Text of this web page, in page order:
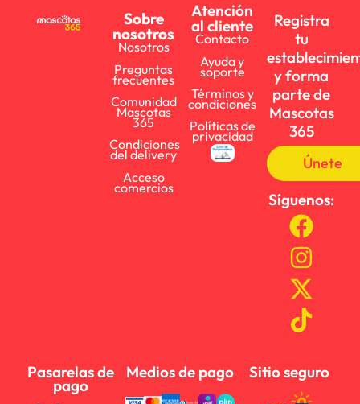
Sobre
nosotros
Nosotros
Preguntas
frecuentes
Comunidad
Mascotas
365
Condiciones
del delivery
Acceso
comercios
Atención
al cliente
Contacto
Ayuda y
soporte
Términos y
condiciones
Políticas de
privacidad
Registra
tu
y forma
parte de
Mascotas
365
Únete
Síguenos:
Pasarelas de
pago
Medios de pago Sitio seguro